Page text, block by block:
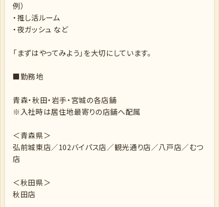
例）
・推し活ルーム
・夜ガッシュ など
「まずはやってみよう」を大切にしています。
■勤務地
青森・秋田・岩手・宮城の各店舗
※入社時は居住地最寄りの店舗へ配属
＜青森県＞
弘前城東店／102バイパス店／観光通り店／八戸店／むつ
店
＜秋田県＞
秋田店